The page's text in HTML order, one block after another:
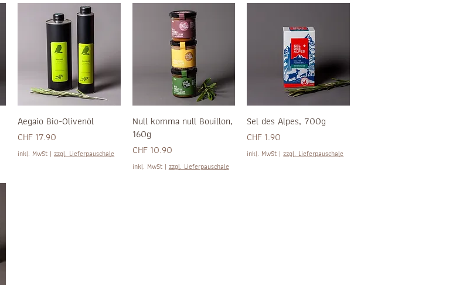
Aegaio Bio-Olivenöl
Preis
CHF 17.90
inkl. MwSt |zzgl. Lieferpauschale
Null komma null Bouillon,
160g
Preis
CHF 10.90
inkl. MwSt| zzgl. Lieferpauschale
Sel des Alpes, 700g
Preis
CHF 1.90
inkl. MwSt |zzgl. Lieferpauschale